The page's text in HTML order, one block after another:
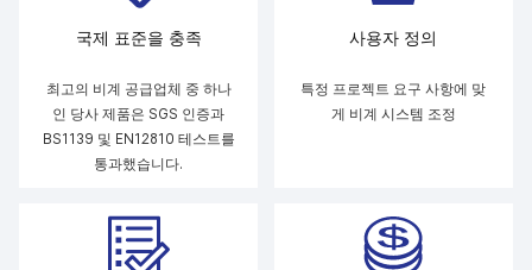
국제 표준을 충족
최고의 비계 공급업체 중 하나
인 당사 제품은 SGS 인증과
BS1139 및 EN12810 테스트를
통과했습니다.
사용자 정의
특정 프로젝트 요구 사항에 맞
게 비계 시스템 조정